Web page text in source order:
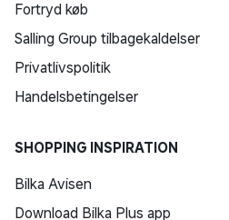
Fortryd køb
Salling Group tilbagekaldelser
Privatlivspolitik
Handelsbetingelser
SHOPPING INSPIRATION
Bilka Avisen
Download Bilka Plus app